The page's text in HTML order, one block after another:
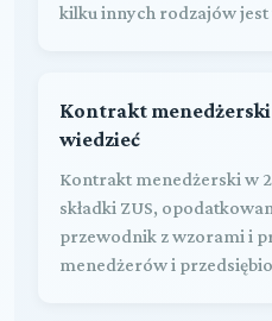
kilku innych rodzajów jest
Kontrakt menedżerski
wiedzieć
Kontrakt menedżerski w
składki ZUS,
przewodnik z wzorami i
menedżerów i